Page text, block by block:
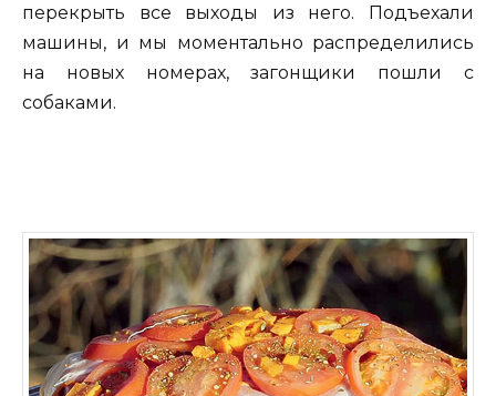
перекрыть все выходы из него. Подъехали
машины, и мы моментально распределились
на новых номерах, загонщики пошли с
собаками.